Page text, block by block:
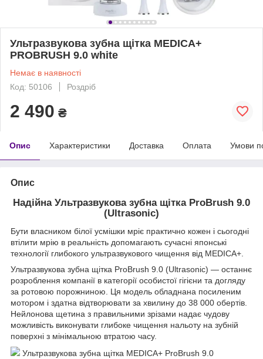
Ультразвукова зубна щітка MEDICA+
PROBRUSH 9.0 white
Немає в наявності
Код: 50106
Роздріб
2 490 ₴
Опис Характеристики Доставка Оплата Умови
Опис
Надійна Ультразвукова зубна щітка ProBrush 9.0
(Ultrasonic)
Бути власником білої усмішки мріє практично кожен і сьогодні
втілити мрію в реальність допомагають сучасні японські
технології глибокого ультразвукового чищення від MEDICA+.
Ультразвукова зубна щітка ProBrush 9.0 (Ultrasonic) — останнє
розроблення компанії в категорії особистої гігієни та догляду
за ротовою порожниною. Ця модель обладнана посиленим
мотором і здатна відтворювати за хвилину до 38 000 обертів.
Нейлонова щетина з правильними зрізами надає чудову
можливість виконувати глибоке чищення нальоту на зубній
поверхні з мінімальною втратою часу.
Ультразвукова зубна щітка MEDICA+ ProBrush 9.0